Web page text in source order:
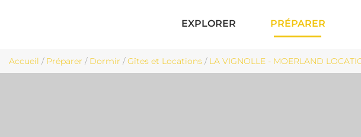
EXPLORER PRÉPARER
Accueil / Préparer / Dormir /Gîtes et Locations / LA VIGNOLLE - MOERLAND